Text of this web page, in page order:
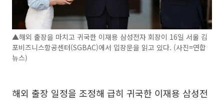
▲해외 출장을 마치고 귀국한 이재용 삼성전자 회장이 16일 서울 김
포비즈니스항공센터(SGBAC)에서 입장문을 읽고 있다. (사진=연합
뉴스)
해외 출장 일정을 조정해 급히 귀국한 이재용 삼성전